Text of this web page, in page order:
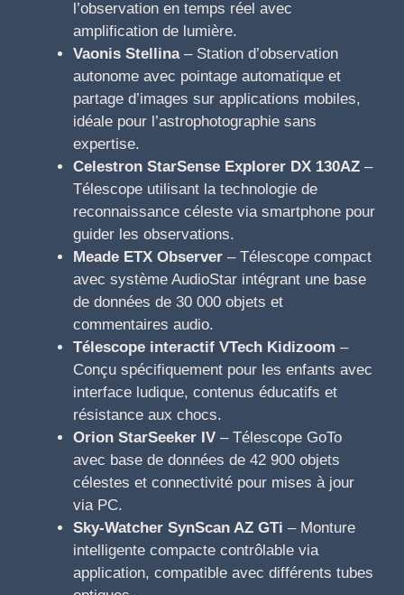
l’observation en temps réel avec
amplification de lumière.
Vaonis Stellina– Station d’observation
autonome avec pointage automatique et
partage d’images sur applications mobiles,
idéale pour l’astrophotographie sans
expertise.
Celestron StarSense Explorer DX 130AZ –
Télescope utilisant la technologie de
reconnaissance céleste via smartphone pour
guider les observations.
Meade ETX Observer – Télescope compact
avec système AudioStar intégrant une base
de données de 30 000 objets et
commentaires audio.
Télescope interactif VTech Kidizoom –
Conçu spécifiquement pour les enfants avec
interface ludique, contenus éducatifs et
résistance aux chocs.
Orion StarSeeker IV – Télescope GoTo
avec base de données de 42 900 objets
célestes et connectivité pour mises à jour
via PC.
Sky-Watcher SynScan AZ GTi – Monture
intelligente compacte contrôlable via
application, compatible avec différents tubes